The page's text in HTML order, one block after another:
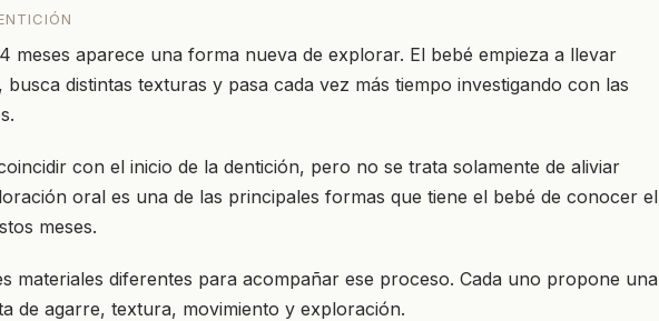
meses aparece una forma nueva de explorar. El bebé empieza a llevar
distintas texturas y pasa cada vez más tiempo investigando con las
con el inicio de la dentición, pero no se trata solamente de aliviar
oral es una de las principales formas que tiene el bebé de conocer el
meses.
materiales diferentes para acompañar ese proceso. Cada uno propone una
de agarre, textura, movimiento y exploración.